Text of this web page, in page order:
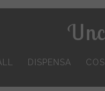
DISPENSA